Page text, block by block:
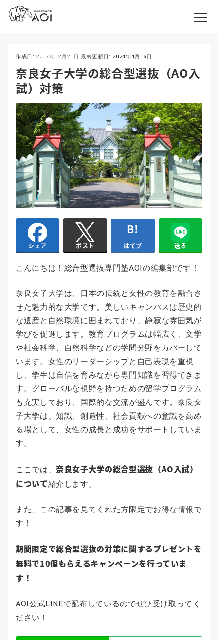
作成日: 2017年12月21日 最終更新日: 2024年4月16日
奈良女子大学の総合型選抜（AO入
試）対策
シェア ポスト はてブ 送る
こんにちは！総合型選抜専門塾AOIの編集部です！
奈良女子大学は、日本の伝統と女性の教育を融合さ
せた魅力的な大学です。美しいキャンパスは歴史的
な遺産と自然環境に囲まれており、静寂な雰囲気が
学びを促進します。教育プログラムは幅広く、文学
や社会科学、自然科学などの学問分野をカバーして
います。女性のリーダーシップと自己表現を重視
し、学生は自信を育みながら専門知識を習得できま
す。グローバルな視野を持つための留学プログラム
も充実しており、国際的な交流が盛んです。奈良女
子大学は、知識、創造性、社会貢献への意識を高め
る場として、女性の成長と成功をサポートしていま
す。
ここでは、奈良女子大学の総合型選抜（AO入試）
について紹介します。
また、この記事を見てくれた方限定でお得な情報で
す！
期間限定で総合型選抜の対策に関するプレゼントを
無料で10個もらえるキャンペーンを行っていま
す！
AOI公式LINEで配布しているのでぜひ受け取ってく
ださい！